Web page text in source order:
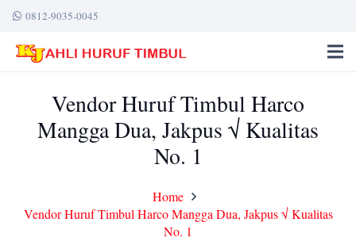
0812-9035-0045
Vendor Huruf Timbul Harco
Mangga Dua, Jakpus √ Kualitas
No. 1
Home
Vendor Huruf Timbul Harco Mangga Dua, Jakpus √ Kualitas
No. 1